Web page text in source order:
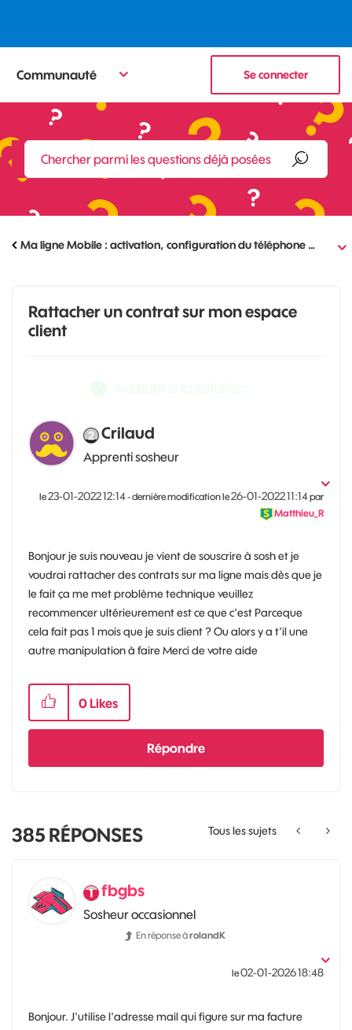
Communauté Se connecter
Ma ligne Mobile : activation, configuration du téléphone …
Rattacher un contrat sur mon espace
client
Crilaud
Apprenti sosheur
le‎23-01-202212:14- dernière modification le‎26-01-202211:14par
Matthieu_R
Bonjour je suis nouveau je vient de souscrire à sosh et je
voudrai rattacher des contrats sur ma ligne mais dès que je
le fait ça me met problème technique veuillez
recommencer ultérieurement est ce que c'est Parceque
cela fait pas 1 mois que je suis client ? Ou alors y a t'il une
autre manipulation à faire Merci de votre aide
0 Likes
Répondre
Tous les sujets
385 RÉPONSES
fbgbs
Sosheur occasionnel
En réponse àrolandK
le‎02-01-202618:48
Bonjour. J'utilise l'adresse mail qui figure sur ma facture